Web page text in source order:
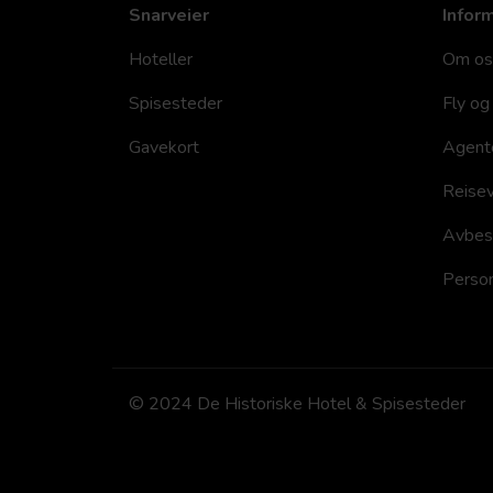
Snarveier
Hoteller
Spisesteder
Gavekort
Om
Fly
© 2024 De Historiske Hotel & Spisesteder